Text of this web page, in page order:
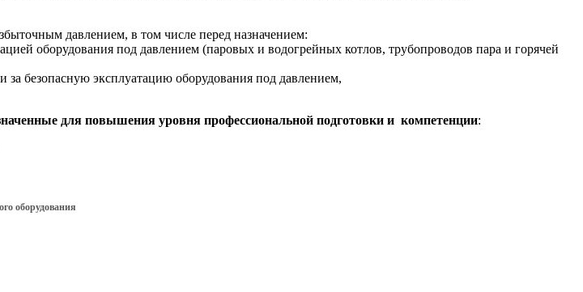
давлением, в том числе перед назначением:
оборудования под давлением (паровых и водогрейных котлов, трубопроводов пара и горячей
за безопасную эксплуатацию оборудования под давлением,
для повышения уровня профессиональной подготовки и компетенции:
оборудования